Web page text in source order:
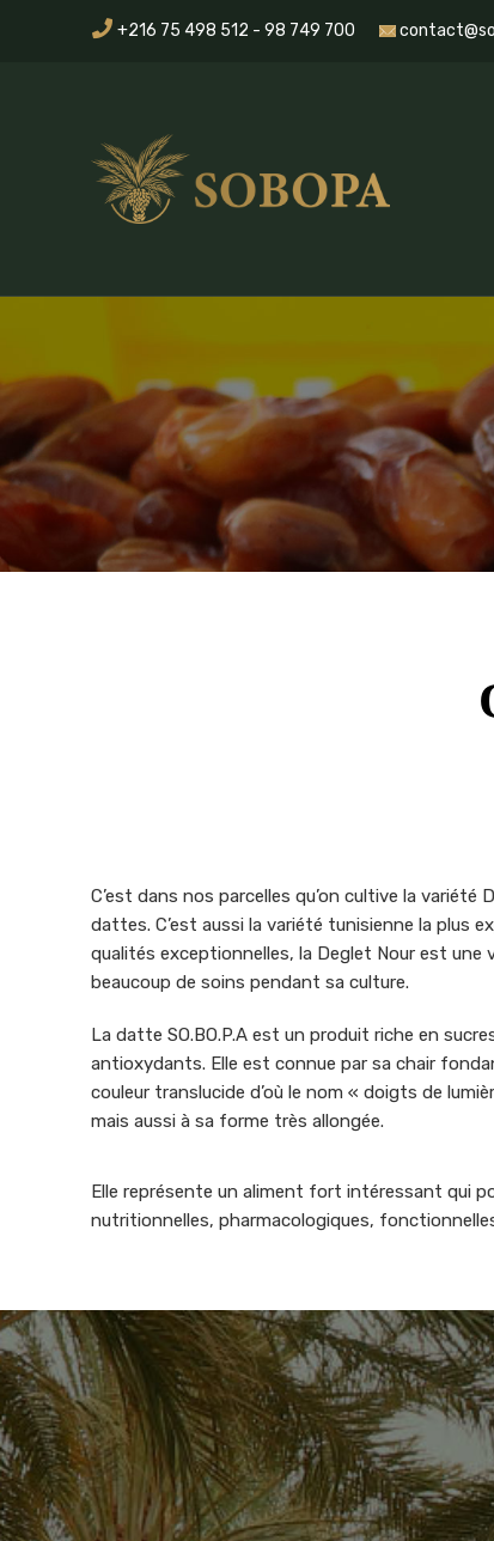
+216 75 498 512 - 98 749 700
C’est dans nos parcelles qu’on cultive la variété
dattes. C’est aussi la variété tunisienne la plus
qualités exceptionnelles, la Deglet Nour est une
beaucoup de soins pendant sa culture.
La datte SO.BO.P.A est un produit riche en
antioxydants. Elle est connue par sa chair
couleur translucide d’où le nom « doigts de
mais aussi à sa forme très allongée.
Elle représente un aliment fort intéressant qui
nutritionnelles, pharmacologiques,